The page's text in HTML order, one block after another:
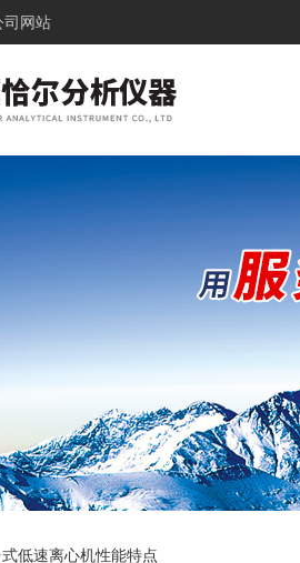
司网站
式低速离心机性能特点